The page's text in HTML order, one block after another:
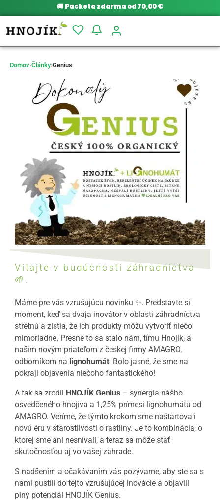
🚚 Packeta zdarma od 70,00 €
Domov›Články›Genius
Vitajte v budúcnosti záhradníctva
🌱.
Máme pre vás vzrušujúcu novinku ✨. Predstavte si
moment, keď sa dvaja inovátor v oblasti záhradníctva
stretnú a zistia, že ich produkty môžu vytvoriť niečo
mimoriadne. Presne to sa stalo nám, tímu Hnojík, a
našim novým priateľom z českej firmy AMAGRO,
odborníkom na lignohumát. Bolo jasné, že sme na
pokraji objavenia niečoho fantastického!
A tak sa zrodil HNOJÍK Genius – synergia nášho
osvedčeného hnojiva a 1,25% prímesi lignohumátu od
AMAGRO. Veríme, že týmto krokom sme naštartovali
novú éru v starostlivosti o rastliny. Je to kombinácia, o
ktorej sme ani nesnívali, a teraz sa môže stať
skutočnosťou aj vo vašej záhrade.
S nadšením a očakávaním vás pozývame, aby ste sa s
nami pustili do tejto vzrušujúcej inovácie a objavili
plný potenciál HNOJÍK Genius.